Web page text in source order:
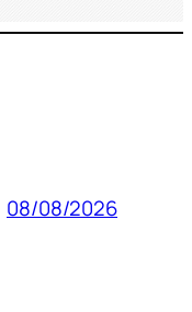
08/08/2026